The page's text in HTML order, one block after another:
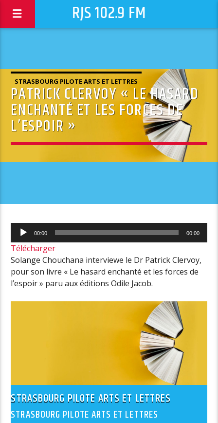
RJS 102.9 FM
STRASBOURG PILOTE ARTS ET LETTRES
PATRICK CLERVOY « LE HASARD
ENCHANTÉ ET LES FORCES DE
L’ESPOIR »
Lecteur
audio
00:00 00:00
Télécharger
Solange Chouchana interviewe le Dr Patrick Clervoy,
pour son livre « Le hasard enchanté et les forces de
l’espoir » paru aux éditions Odile Jacob.
STRASBOURG PILOTE ARTS ET LETTRES
STRASBOURG PILOTE ARTS ET LETTRES